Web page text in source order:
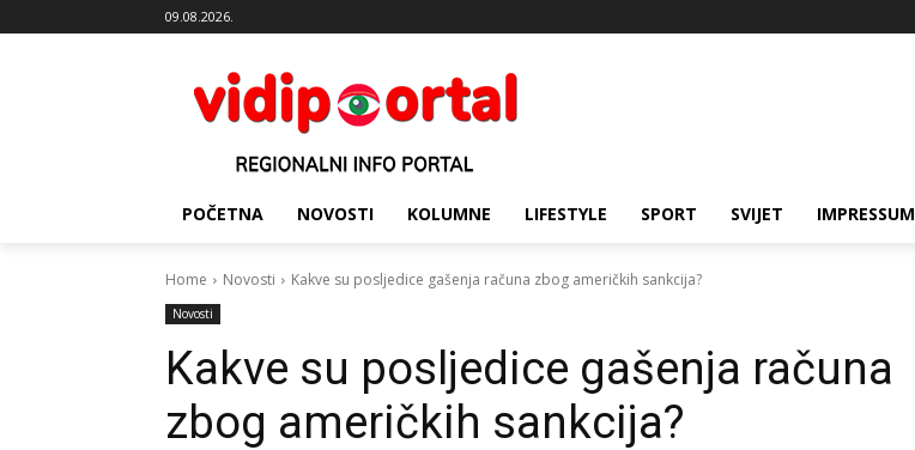
09.08.2026.
POČETNA NOVOSTI KOLUMNE LIFESTYLE SPORT SVIJET IMPRESSUM
Home Novosti Kakve su posljedice gašenja računa zbog američkih sankcija?
Novosti
Kakve su posljedice gašenja računa
zbog američkih sankcija?